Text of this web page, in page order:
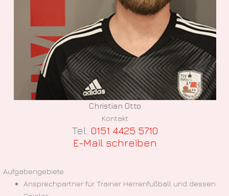
Christian Otto
Kontakt
Tel. 0151 4425 5710
E-Mail schreiben
Aufgabengebiete
Ansprechpartner für Trainer Herrenfußball und dessen